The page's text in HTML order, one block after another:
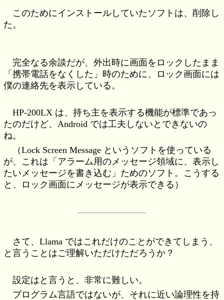
このためにインストールしていたソフトは、削除し
た。
完全なる余談だが、外出時に画面をロックしたまま
「携帯電話をなくした」時のために、ロック画面には
僕の連絡先を表示している。
HP-200LX は、持ち主を表示する機能が標準であっ
たのだけど、Android では工夫しないとできないの
ね。
（Lock Screen Message というソフトを使っている
が、これは「アラーム用のメッセージ領域に、表示し
たいメッセージを書き込む」ためのソフト。こうする
と、ロック画面にメッセージが表示できる）
さて、Llama ではこれだけのことができてしまう、
と言うことはご理解いただけただろうか？
設定はと言うと、非常に難しい。
プログラム言語ではないが、それに近い論理性を持